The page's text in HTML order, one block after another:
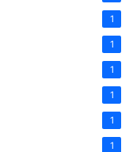
1
1
1
1
1
1